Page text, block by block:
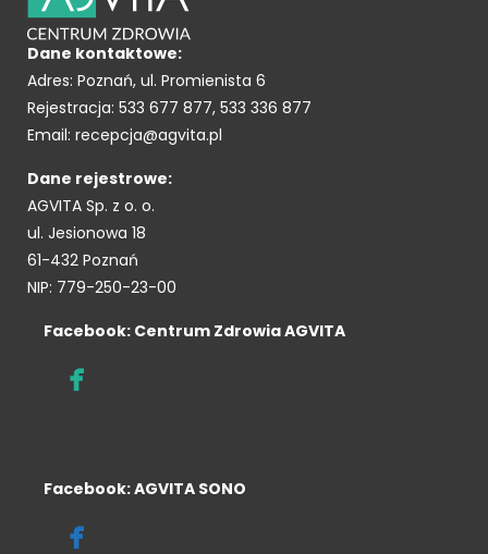
Dane kontaktowe:
Adres: Poznań, ul. Promienista 6
Rejestracja: 533 677 877, 533 336 877
Email: recepcja@agvita.pl
Dane rejestrowe:
AGVITA Sp. z o. o.
ul. Jesionowa 18
61-432 Poznań
NIP: 779-250-23-00
Facebook: Centrum Zdrowia AGVITA
Facebook: AGVITA SONO